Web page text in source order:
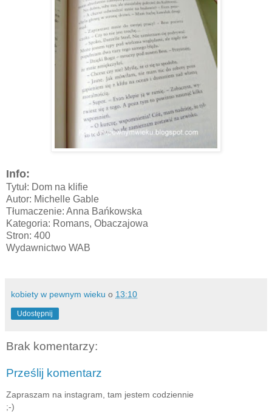
Info:
Tytuł: Dom na klifie
Autor: Michelle Gable
Tłumaczenie: Anna Bańkowska
Kategoria: Romans, Obaczajowa
Stron: 400
Wydawnictwo WAB
kobiety w pewnym wieku o 13:10
Udostępnij
Brak komentarzy:
Prześlij komentarz
Zapraszam na instagram, tam jestem codziennie
;-)